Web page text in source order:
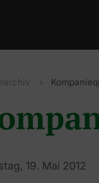
19. Mai 2012